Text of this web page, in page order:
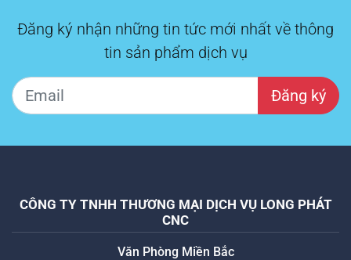
Đăng ký nhận những tin tức mới nhất về thông
tin sản phẩm dịch vụ
Đăng ký
CÔNG TY TNHH THƯƠNG MẠI DỊCH VỤ LONG PHÁT
CNC
Văn Phòng Miền Bắc